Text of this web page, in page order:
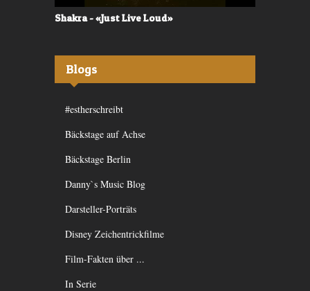
Shakra - «Just Live Loud»
Blogs
#estherschreibt
Bäckstage auf Achse
Bäckstage Berlin
Danny`s Music Blog
Darsteller-Porträts
Disney Zeichentrickfilme
Film-Fakten über ...
In Serie